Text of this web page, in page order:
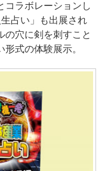
ラボレーションし
占い」も出展され
の穴に剣を刺すこと
式の体験展示。